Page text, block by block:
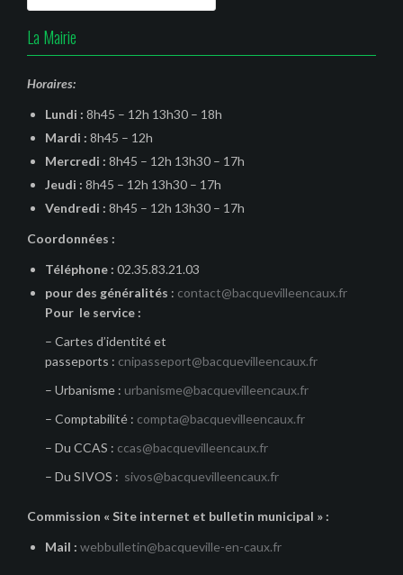
La Mairie
Horaires:
Lundi : 8h45 – 12h 13h30 – 18h
Mardi : 8h45 – 12h
Mercredi : 8h45 – 12h 13h30 – 17h
Jeudi : 8h45 – 12h 13h30 – 17h
Vendredi : 8h45 – 12h 13h30 – 17h
Coordonnées :
Téléphone : 02.35.83.21.03
pour des généralités : contact@bacquevilleencaux.fr
Pour le service :
– Cartes d’identité et
passeports : cnipasseport@bacquevilleencaux.fr
– Urbanisme : urbanisme@bacquevilleencaux.fr
– Comptabilité : compta@bacquevilleencaux.fr
– Du CCAS : ccas@bacquevilleencaux.fr
– Du SIVOS : sivos@bacquevilleencaux.fr
Commission « Site internet et bulletin municipal » :
Mail : webbulletin@bacqueville-en-caux.fr